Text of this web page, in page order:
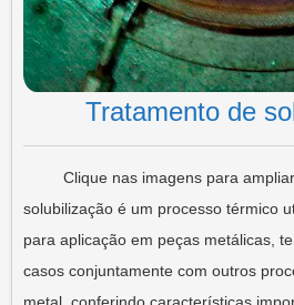
Tratamento de
Clique nas imagens para ampliar
solubilização é um processo térmico
para aplicação em peças metálicas,
casos conjuntamente com outros